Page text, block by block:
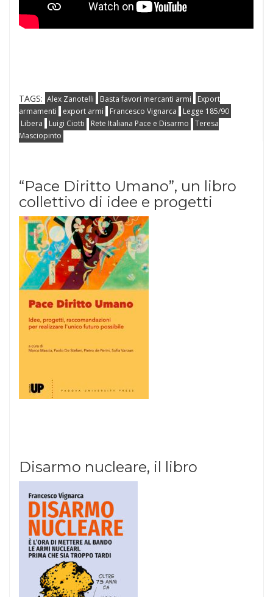
TAGS: Alex Zanotelli Basta favori mercanti armi
Export
armamenti
export armi Francesco Vignarca
Legge 185/90
Libera
Luigi Ciotti Rete Italiana Pace e Disarmo
Teresa
Masciopinto
“Pace Diritto Umano”, un libro
collettivo di idee e progetti
Disarmo nucleare, il libro